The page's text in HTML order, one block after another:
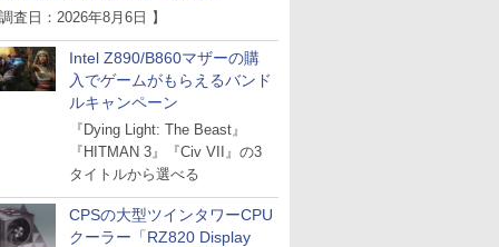
査日：2026年8月6日 】
Intel Z890/B860マザーの購
入でゲームがもらえるバンド
ルキャンペーン
『Dying Light: The Beast』
『HITMAN 3』『Civ VII』の3
タイトルから選べる
CPSの大型ツインタワーCPU
クーラー「RZ820 Display